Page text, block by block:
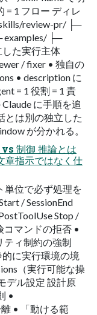
= 1 フロー ディレ
review-pr/ ├─
examples/ ├─
た実行主体
/ fixer • 独自の
• description に
= 1 役割 = 1 責
に手順を追
とは別の独立した
が分かれる。
制御 推論とは
章指示ではなく仕
単位で必ず処理を
/ SessionEnd
Stop /
コマンドの拒否 •
ティ制約の強制
に実行環境の境
（実行可能な操
デル設定 設計原
•
• 「動ける範